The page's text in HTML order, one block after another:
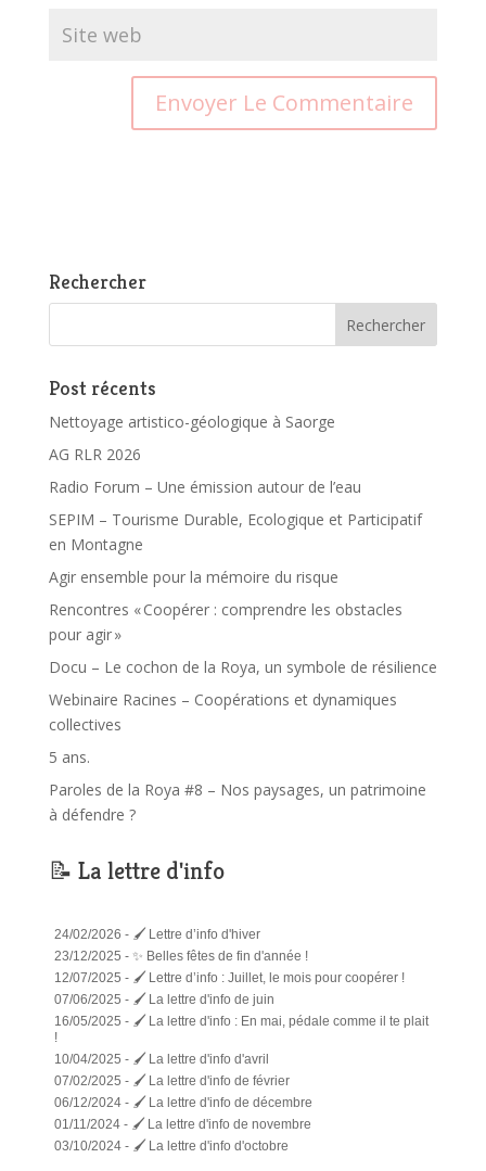
Rechercher
Post récents
Nettoyage artistico-géologique à Saorge
AG RLR 2026
Radio Forum – Une émission autour de l’eau
SEPIM – Tourisme Durable, Ecologique et Participatif
en Montagne
Agir ensemble pour la mémoire du risque
Rencontres « Coopérer : comprendre les obstacles
pour agir »
Docu – Le cochon de la Roya, un symbole de résilience
Webinaire Racines – Coopérations et dynamiques
collectives
5 ans.
Paroles de la Roya #8 – Nos paysages, un patrimoine
à défendre ?
📝 La lettre d'info
24/02/2026 - 🖌️ Lettre d’info d'hiver
23/12/2025 - ✨ Belles fêtes de fin d'année !
12/07/2025 - 🖌️ Lettre d’info : Juillet, le mois pour coopérer !
07/06/2025 - 🖌️ La lettre d'info de juin
16/05/2025 - 🖌️ La lettre d'info : En mai, pédale comme il te plait
!
10/04/2025 - 🖌️ La lettre d'info d'avril
07/02/2025 - 🖌️ La lettre d'info de février
06/12/2024 - 🖌️ La lettre d'info de décembre
01/11/2024 - 🖌️ La lettre d'info de novembre
03/10/2024 - 🖌️ La lettre d'info d'octobre